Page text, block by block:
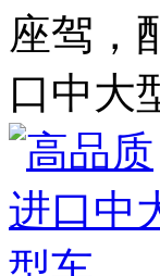
座驾，
口中大